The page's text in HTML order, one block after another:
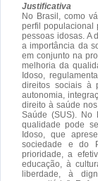
Justificativa
No Brasil, como
perfil populacional
pessoas idosas. A
a importância da
em conjunto na
melhoria da
Idoso,
direitos sociais à
autonomia,
direito à saúde
Saúde (SUS). No
qualidade pode
Idoso, que
sociedade e do
prioridade, a
educação, à
liberdade, à